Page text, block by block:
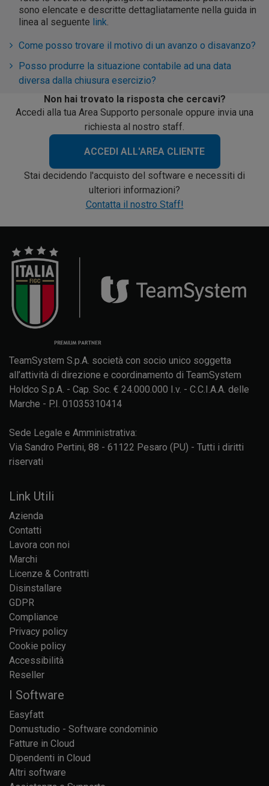
sono elencate e descritte dettagliatamente nella guida in
linea al seguente link.
Come posso trovare il motivo di un avanzo o disavanzo?
Posso produrre la situazione contabile ad una data
diversa dalla chiusura esercizio?
Non hai trovato la risposta che cercavi?
Accedi alla tua Area Supporto personale oppure invia una
richiesta al nostro staff.
ACCEDI ALL'AREA CLIENTE
Stai decidendo l'acquisto del software e necessiti di
ulteriori informazioni?
Contatta il nostro Staff!
TeamSystem S.p.A. società con socio unico soggetta
all’attività di direzione e coordinamento di TeamSystem
Holdco S.p.A. - Cap. Soc. € 24.000.000 I.v. - C.C.I.A.A. delle
Marche - P.I. 01035310414
Sede Legale e Amministrativa:
Via Sandro Pertini, 88 - 61122 Pesaro (PU) - Tutti i diritti
riservati
Link Utili
Azienda
Contatti
Lavora con noi
Marchi
Licenze & Contratti
Disinstallare
GDPR
Compliance
Privacy policy
Cookie policy
Accessibilità
Reseller
I Software
Easyfatt
Domustudio - Software condominio
Fatture in Cloud
Dipendenti in Cloud
Altri software